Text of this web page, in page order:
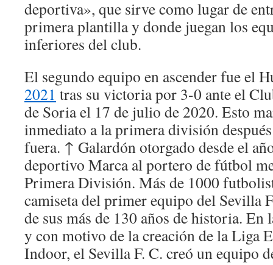
deportiva», que sirve como lugar de
primera plantilla y donde juegan los
inferiores del club.
El segundo equipo en ascender fue el
2021 tras su victoria por 3-0 ante el
de Soria el 17 de julio de 2020. Esto
inmediato a la primera división
fuera. ↑ Galardón otorgado desde el
deportivo Marca al portero de fútbol
Primera División. Más de 1000
camiseta del primer equipo del Sevilla
de sus más de 130 años de historia. En
y con motivo de la creación de la Liga
Indoor, el Sevilla F. C. creó un equipo